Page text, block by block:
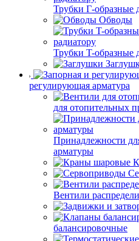
Трубки Г-образные
Обводы
Трубки T-образные
регулирующая арматура
для отопительных
Принадлежности
арматуры
Вентили
балансировочные